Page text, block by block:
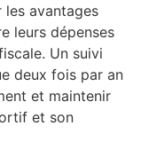
avantages
leurs dépenses
Un suivi
deux fois par an
et maintenir
et son